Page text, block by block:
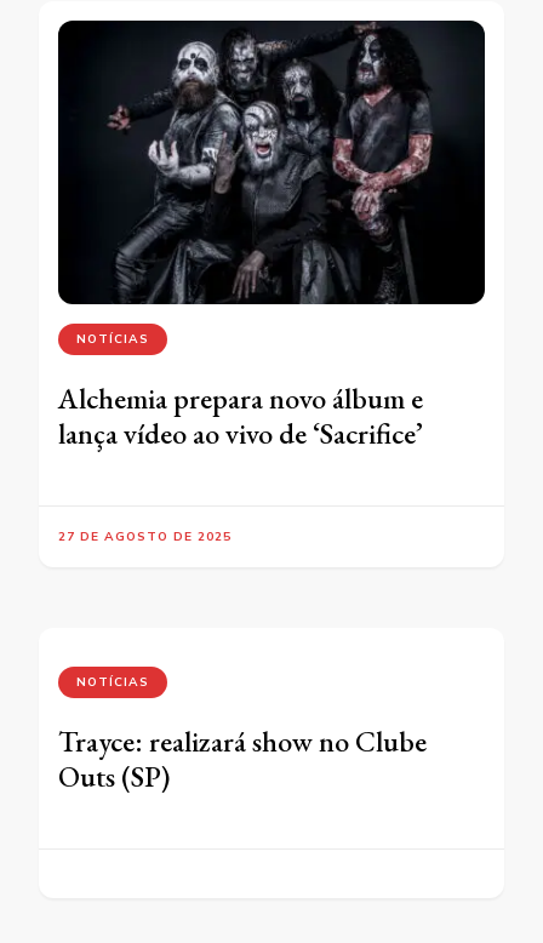
NOTÍCIAS
Alchemia prepara novo álbum e
lança vídeo ao vivo de ‘Sacrifice’
27 DE AGOSTO DE 2025
NOTÍCIAS
Trayce: realizará show no Clube
Outs (SP)